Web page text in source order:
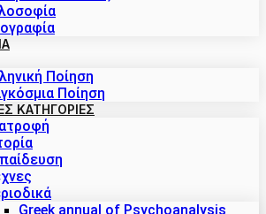
Ποίηση
Ποίηση
ΚΑΤΗΓΟΡΙΕΣ
Greek annual of Psychoanalysis